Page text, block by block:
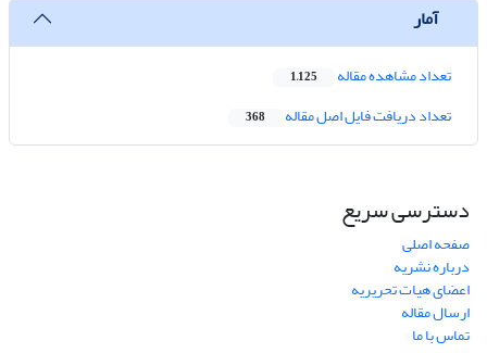
آمار
تعداد مشاهده مقاله 1,125
تعداد دریافت فایل اصل مقاله 368
دسترسی سریع
صفحه اصلی
درباره نشریه
اعضای هیات تحریریه
ارسال مقاله
تماس با ما